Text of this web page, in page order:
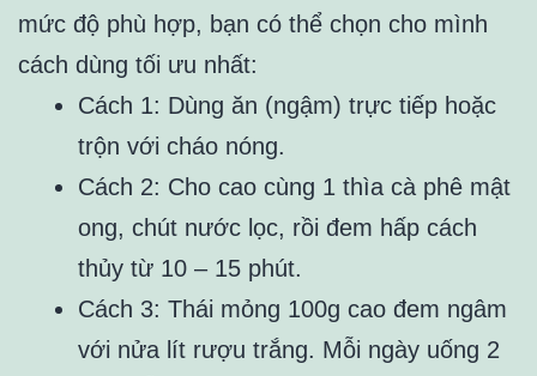
mức độ phù hợp, bạn có thể chọn cho mình
cách dùng tối ưu nhất:
Cách 1: Dùng ăn (ngậm) trực tiếp hoặc
trộn với cháo nóng.
Cách 2: Cho cao cùng 1 thìa cà phê mật
ong, chút nước lọc, rồi đem hấp cách
thủy từ 10 – 15 phút.
Cách 3: Thái mỏng 100g cao đem ngâm
với nửa lít rượu trắng. Mỗi ngày uống 2